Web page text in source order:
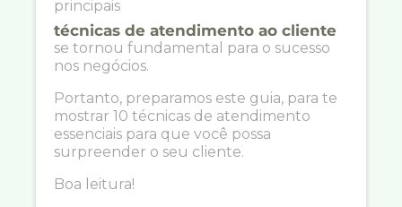
principais
técnicas de atendimento ao cliente
se tornou fundamental para o sucesso
nos negócios.
Portanto, preparamos este guia, para te
mostrar 10 técnicas de atendimento
essenciais para que você possa
surpreender o seu cliente.
Boa leitura!